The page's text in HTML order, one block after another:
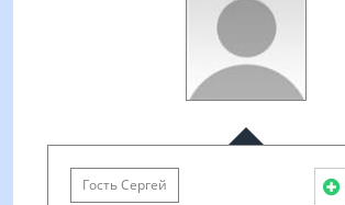
Гость Сергей